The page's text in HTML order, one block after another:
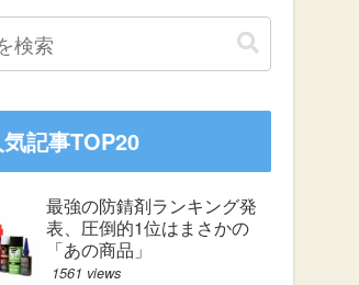
記事TOP20
最強の防錆剤ランキング発
表、圧倒的1位はまさかの
「あの商品」
1561 views